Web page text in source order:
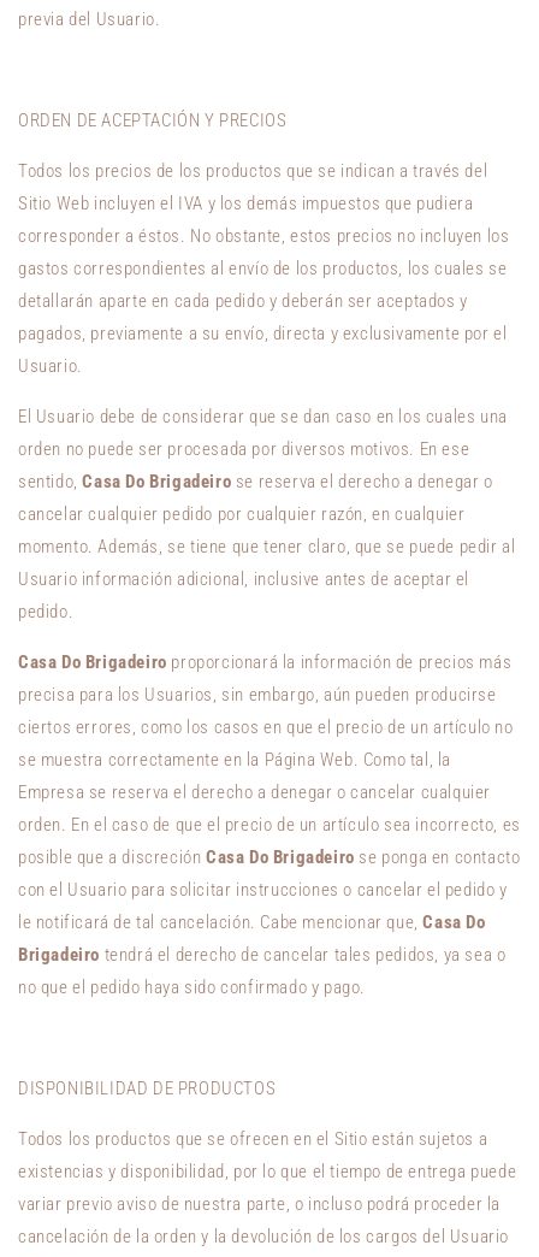
previa del Usuario.
ORDEN DE ACEPTACIÓN Y PRECIOS
Todos los precios de los productos que se indican a través del
Sitio Web incluyen el IVA y los demás impuestos que pudiera
corresponder a éstos. No obstante, estos precios no incluyen los
gastos correspondientes al envío de los productos, los cuales se
detallarán aparte en cada pedido y deberán ser aceptados y
pagados, previamente a su envío, directa y exclusivamente por el
Usuario.
El Usuario debe de considerar que se dan caso en los cuales una
orden no puede ser procesada por diversos motivos. En ese
sentido,Casa Do Brigadeiro se reserva el derecho a denegar o
cancelar cualquier pedido por cualquier razón, en cualquier
momento. Además, se tiene que tener claro, que se puede pedir al
Usuario información adicional, inclusive antes de aceptar el
pedido.
Casa Do Brigadeiro proporcionará la información de precios más
precisa para los Usuarios, sin embargo, aún pueden producirse
ciertos errores, como los casos en que el precio de un artículo no
se muestra correctamente en la Página Web. Como tal, la
Empresa se reserva el derecho a denegar o cancelar cualquier
orden. En el caso de que el precio de un artículo sea incorrecto, es
posible que a discreción Casa Do Brigadeiro se ponga en contacto
con el Usuario para solicitar instrucciones o cancelar el pedido y
le notificará de tal cancelación. Cabe mencionar que,Casa Do
Brigadeiro tendrá el derecho de cancelar tales pedidos, ya sea o
no que el pedido haya sido confirmado y pago.
DISPONIBILIDAD DE PRODUCTOS
Todos los productos que se ofrecen en el Sitio están sujetos a
existencias y disponibilidad, por lo que el tiempo de entrega puede
variar previo aviso de nuestra parte, o incluso podrá proceder la
cancelación de la orden y la devolución de los cargos del Usuario